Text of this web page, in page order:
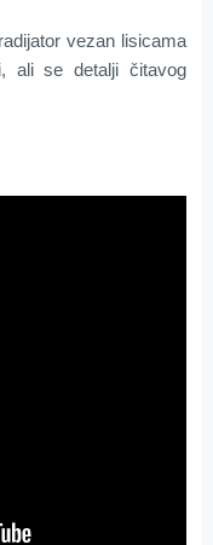
vezan lisicama
ali se detalji čitavog